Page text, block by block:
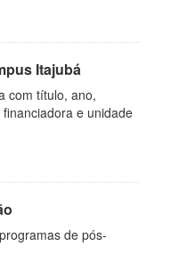
Itajubá
com título, ano,
e unidade
de pós-